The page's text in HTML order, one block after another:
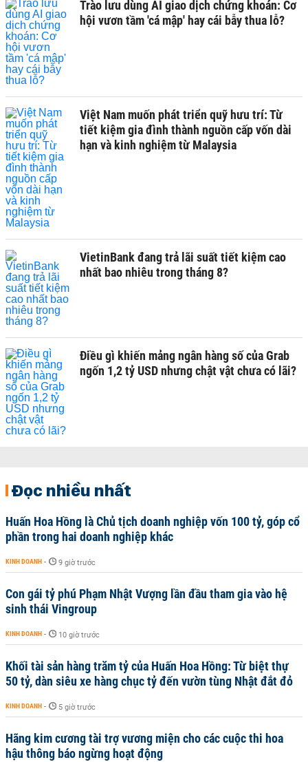
Trào lưu dùng AI giao dịch chứng khoán: Cơ
hội vươn tầm 'cá mập' hay cái bẫy thua lỗ?
Việt Nam muốn phát triển quỹ hưu trí: Từ
tiết kiệm gia đình thành nguồn cấp vốn dài
hạn và kinh nghiệm từ Malaysia
VietinBank đang trả lãi suất tiết kiệm cao
nhất bao nhiêu trong tháng 8?
Điều gì khiến mảng ngân hàng số của Grab
ngốn 1,2 tỷ USD nhưng chật vật chưa có lãi?
Đọc nhiều nhất
Huấn Hoa Hồng là Chủ tịch doanh nghiệp vốn 100 tỷ, góp cổ
phần trong hai doanh nghiệp khác
KINH DOANH - 9 giờ trước
Con gái tỷ phú Phạm Nhật Vượng lần đầu tham gia vào hệ
sinh thái Vingroup
KINH DOANH - 10 giờ trước
Khối tài sản hàng trăm tỷ của Huấn Hoa Hồng: Từ biệt thự
50 tỷ, dàn siêu xe hàng chục tỷ đến vườn tùng Nhật đắt đỏ
KINH DOANH - 5 giờ trước
Hãng kim cương tài trợ vương miện cho các cuộc thi hoa
hậu thông báo ngừng hoạt động